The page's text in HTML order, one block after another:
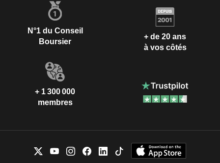
N°1 du Conseil
Boursier
+ de 20 ans
à vos côtés
+ 1 300 000
membres